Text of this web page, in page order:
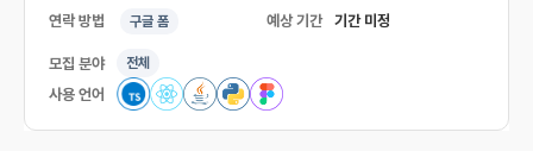
연락 방법 구글 폼 예상 기간 기간 미정
모집 분야 전체
사용 언어